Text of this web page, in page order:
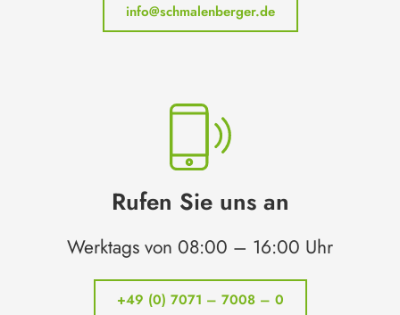
info@schmalenberger.de
Rufen Sie uns an
Werktags von 08:00 – 16:00 Uhr
+49 (0) 7071 – 7008 – 0